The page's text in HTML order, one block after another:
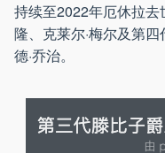
持续至2022年厄休拉去
隆、克莱尔·梅尔及第四
德·乔治。